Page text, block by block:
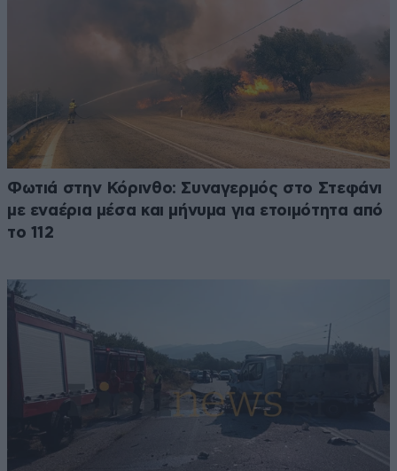
Φωτιά στην Κόρινθο: Συναγερμός στο Στεφάνι
με εναέρια μέσα και μήνυμα για ετοιμότητα από
το 112